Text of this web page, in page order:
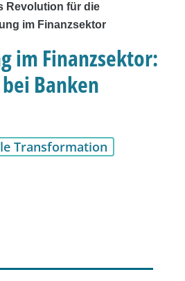
Revolution für die
im Finanzsektor
im Finanzsektor:
Banken
Transformation